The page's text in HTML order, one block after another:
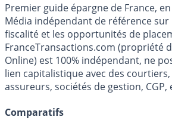
Premier guide épargne de France,
Média indépendant de référence sur
fiscalité et les opportunités de
FranceTransactions.com (propriété
Online) est 100% indépendant, ne
lien capitalistique avec des
assureurs, sociétés de gestion, CGP,
Comparatifs